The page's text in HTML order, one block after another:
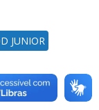
JUNIOR